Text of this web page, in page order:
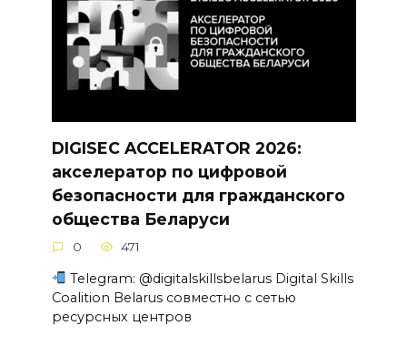
DIGISEC ACCELERATOR 2026:
акселератор по цифровой
безопасности для гражданского
общества Беларуси
0 471
Telegram: @digitalskillsbelarus Digital Skills
Coalition Belarus совместно с сетью
ресурсных центров